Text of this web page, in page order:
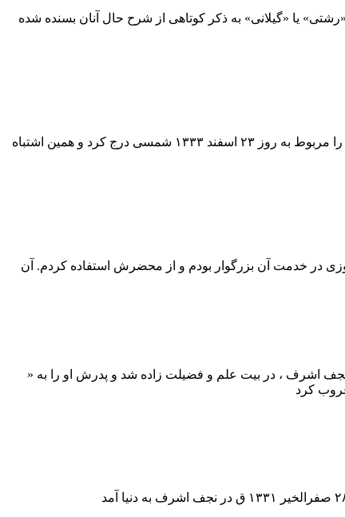
یا «گیلانی» به ذکر کوتاهی از شرح حال آنان بسنده شده
درباره روز رحلت آیت الله لیچایی در منابع تاریخی، یک اشتباه تاریخی وجود دارد. جهانگیر سرتیپ پور اولین بار در کتابش، تاریخ وفات این عالم را مربوط به روز ۲۳ اسفند ۱۳۳۳ شمسی درج کرد و همین اشتباه
در خدمت آن بزرگوار بودم و از محضرش استفاده کردم. آن
مرتضوی لنگرودی از فقها و مدرسین علمای مشهور حوزه علمیه قم به شمار می رفت . او در سال ۱۳۱۰ ش در نجف اشرف ، در بیت علم و فضیلت زاده شد و پدرش او را به «